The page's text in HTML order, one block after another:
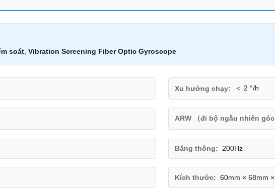
soát Vibration Screening Fiber Optic Gyroscope
Xu hướng chạy: ＜ 2 °/h
ARW （đi bộ ngẫu nhiên
Băng thông: 200Hz
Kích thước: 60mm × 68mm